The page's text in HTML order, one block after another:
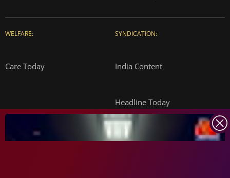
WELFARE:
Care Today
SYNDICATION:
India Content
Headline Today
INDIA TODAY DAILYO ICHOWK ARCHIVE